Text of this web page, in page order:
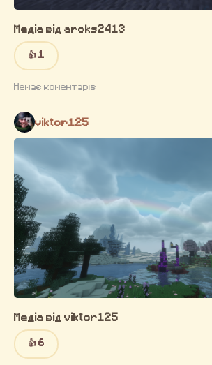
Медіа від aroks2413
👍 1
Немає коментарів
viktor125
Медіа від viktor125
👍 6